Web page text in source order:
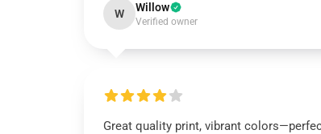
W Willow
Verified owner
Great quality print, vibrant